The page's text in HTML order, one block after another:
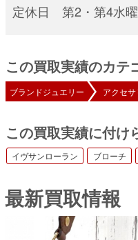
定休日 第2・第4水
この買取実績のカテ
ブランドジュエリー アクセサ
この買取実績に付け
イヴサンローラン ブローチ
最新買取情報